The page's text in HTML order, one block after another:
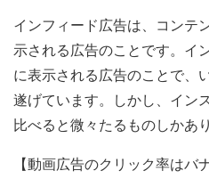
インフィード広告は、コンテ
示される広告のことです。イ
に表示される広告のことで、
遂げています。しかし、イン
比べると微々たるものしかあ
【動画広告のクリック率はバ